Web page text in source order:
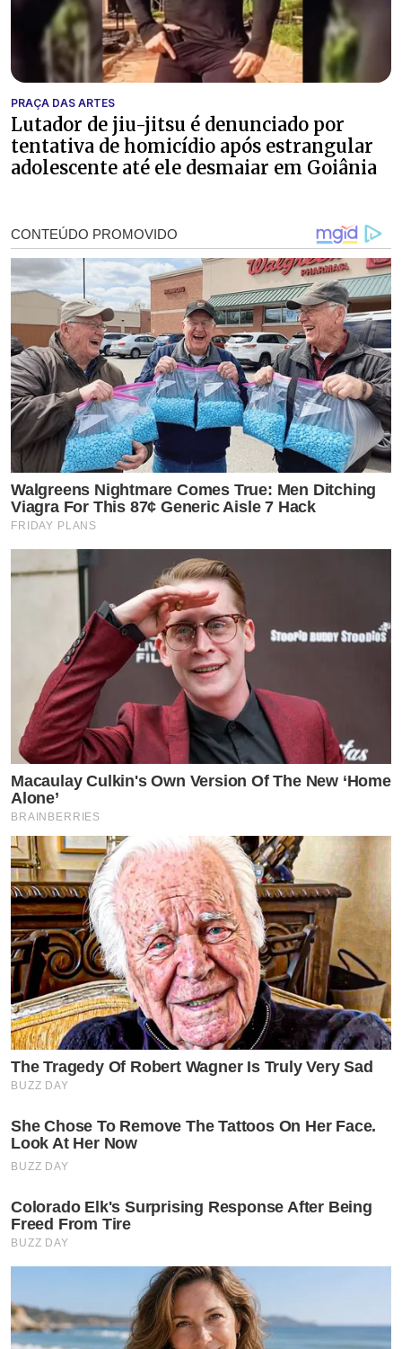
PRAÇA DAS ARTES
Lutador de jiu-jitsu é denunciado por
tentativa de homicídio após estrangular
adolescente até ele desmaiar em Goiânia